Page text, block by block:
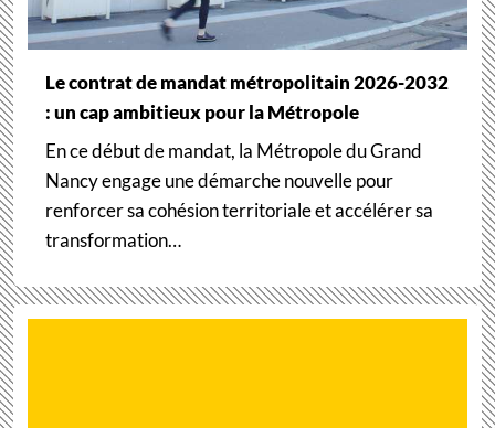
Le contrat de mandat métropolitain 2026-2032
: un cap ambitieux pour la Métropole
En ce début de mandat, la Métropole du Grand
Nancy engage une démarche nouvelle pour
renforcer sa cohésion territoriale et accélérer sa
transformation…